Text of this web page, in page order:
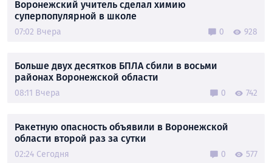
Воронежский учитель сделал химию
суперпопулярной в школе
07:02 Вчера 0 928
Больше двух десятков БПЛА сбили в восьми
районах Воронежской области
08:11 Вчера 0 742
Ракетную опасность объявили в Воронежской
области второй раз за сутки
02:24 Сегодня 0 577